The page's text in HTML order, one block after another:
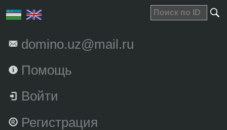
domino.uz@mail.ru
Помощь
Войти
Регистрация